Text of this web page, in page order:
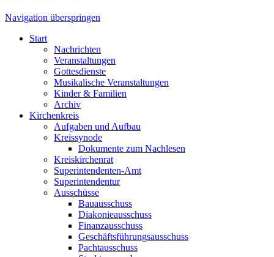
Navigation überspringen
Start
Nachrichten
Veranstaltungen
Gottesdienste
Musikalische Veranstaltungen
Kinder & Familien
Archiv
Kirchenkreis
Aufgaben und Aufbau
Kreissynode
Dokumente zum Nachlesen
Kreiskirchenrat
Superintendenten-Amt
Superintendentur
Ausschüsse
Bauausschuss
Diakonieausschuss
Finanzausschuss
Geschäftsführungsausschuss
Pachtausschuss